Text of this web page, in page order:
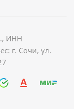
ИНН
г. Сочи, ул.